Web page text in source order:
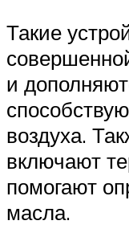
Такие
и
воздуха.
включают
помогают
масла.